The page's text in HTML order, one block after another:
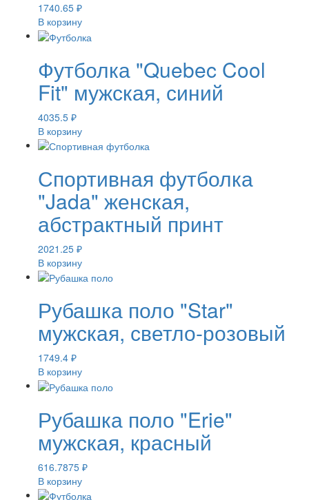
1740.65 ₽
В корзину
Футболка "Quebec Cool
Fit" мужская, синий
4035.5 ₽
В корзину
Спортивная футболка
"Jada" женская,
абстрактный принт
2021.25 ₽
В корзину
Рубашка поло "Star"
мужская, светло-розовый
1749.4 ₽
В корзину
Рубашка поло "Erie"
мужская, красный
616.7875 ₽
В корзину